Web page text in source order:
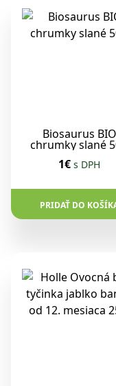
Biosaurus BIO
chrumky slané
1€ s DPH
PRIDAŤ DO